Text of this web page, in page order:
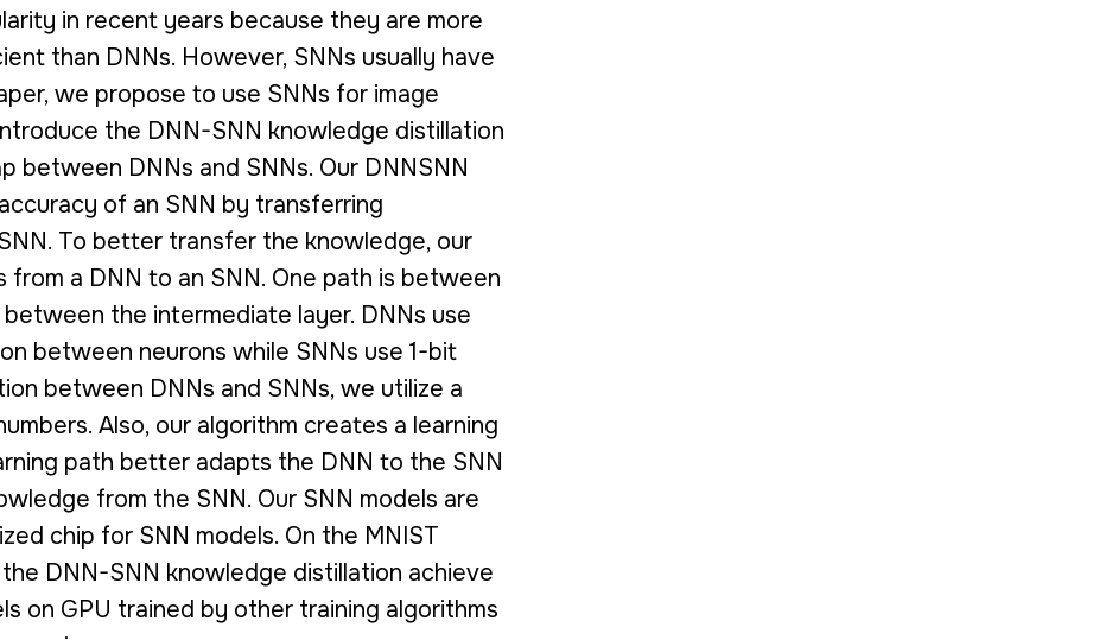
in recent years because they are more
than DNNs. However, SNNs usually have
we propose to use SNNs for image
the DNN-SNN knowledge distillation
between DNNs and SNNs. Our DNNSNN
of an SNN by transferring
To better transfer the knowledge, our
a DNN to an SNN. One path is between
the intermediate layer. DNNs use
between neurons while SNNs use 1-bit
between DNNs and SNNs, we utilize a
Also, our algorithm creates a learning
path better adapts the DNN to the SNN
from the SNN. Our SNN models are
chip for SNN models. On the MNIST
DNN-SNN knowledge distillation achieve
on GPU trained by other training algorithms